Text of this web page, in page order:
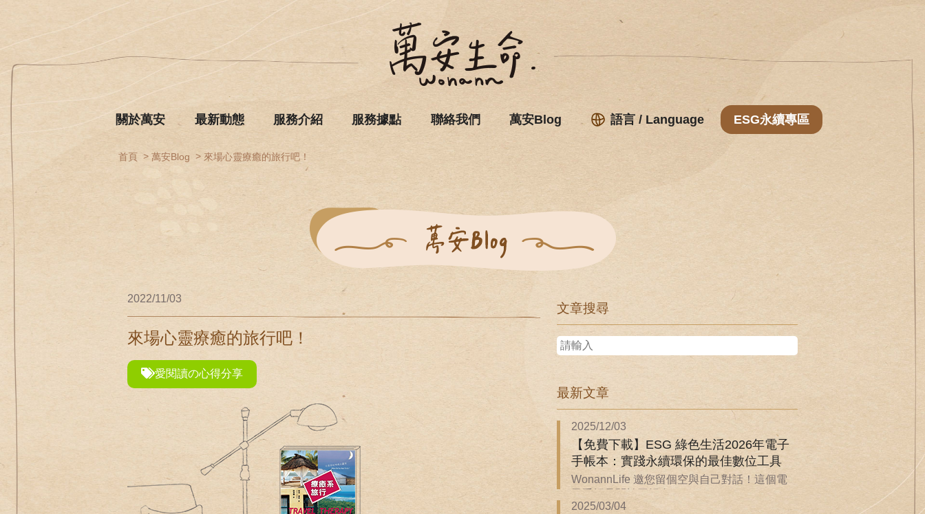
關於萬安 最新動態 服務介紹 服務據點 聯絡我們 萬安Blog 語言 / Language ESG永續專區
首頁 萬安Blog 來場心靈療癒的旅行吧！
2022/11/03
來場心靈療癒的旅行吧！
愛閱讀の心得分享
文章搜尋
最新文章
2025/12/03
【免費下載】ESG 綠色生活2026年電子
手帳本：實踐永續環保的最佳數位工具
WonannLife 邀您留個空與自己對話！這個電
子手帳是關於回歸自...
2025/03/04